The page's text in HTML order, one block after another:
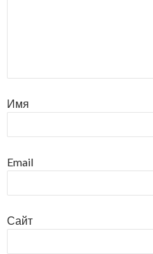
Имя
Email
Сайт